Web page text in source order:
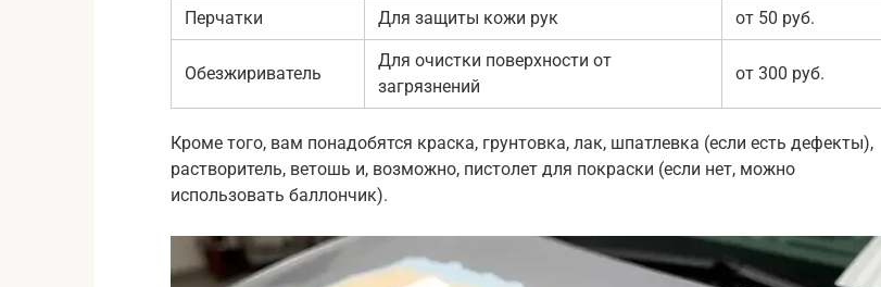
Перчатки Для защиты кожи рук от 50 руб.
Обезжириватель
Для очистки поверхности от
загрязнений
от 300 руб.
Кроме того, вам понадобятся краска, грунтовка, лак, шпатлевка (если есть дефекты),
растворитель, ветошь и, возможно, пистолет для покраски (если нет, можно
использовать баллончик).